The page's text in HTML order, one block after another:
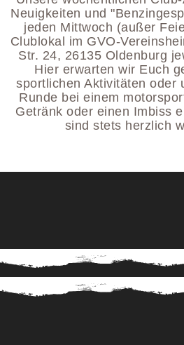
Neuigkeiten und
jeden Mittwoch (außer
Clublokal im GVO-
Str. 24, 26135 Oldenburg
Hier erwarten wir Euch
sportlichen Aktivitäten oder
Runde bei einem
Getränk oder einen Imbiss
sind stets herzlich